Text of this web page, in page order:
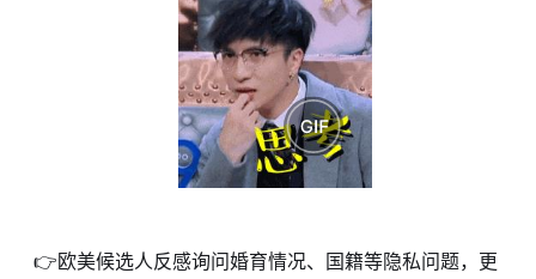
👉欧美候选人反感询问婚育情况、国籍等隐私问题，更